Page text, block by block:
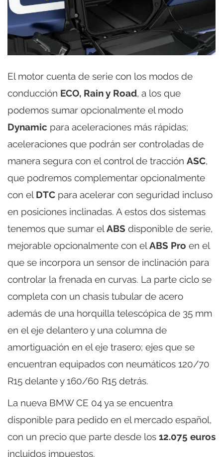
El motor cuenta de serie con los modos de
conducción ECO, Rain y Road, a los que
podemos sumar opcionalmente el modo
Dynamic para aceleraciones más rápidas;
aceleraciones que podrán ser controladas de
manera segura con el control de tracción ASC,
que podremos complementar opcionalmente
con el DTC para acelerar con seguridad incluso
en posiciones inclinadas. A estos dos sistemas
tenemos que sumar elABS disponible de serie,
mejorable opcionalmente con elABS Pro en el
que se incorpora un sensor de inclinación para
controlar la frenada en curvas. La parte ciclo se
completa con un chasis tubular de acero
además de una horquilla telescópica de 35 mm
en el eje delantero y una columna de
amortiguación en el eje trasero; ejes que se
encuentran equipados con neumáticos 120/70
R15 delante y 160/60 R15 detrás.
La nueva BMW CE 04 ya se encuentra
disponible para pedido en el mercado español,
con un precio que parte desde los 12.075 euros
incluidos impuestos.